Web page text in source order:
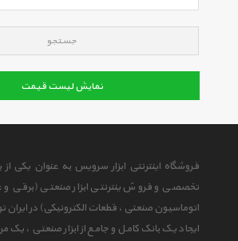
جستجو
نمایش لیست قیمت
فروشگاه اینترنتی ابزار سرویس به عنوان یکی
تخصصی و فروش ینترنتی ابزار صنعتی (برقی و
اتوماسیون صنعتی ، قطعات الکترونیکی) در ایران
ایجاد یک بانک کامل و جامع از ابزار صنعتی ،